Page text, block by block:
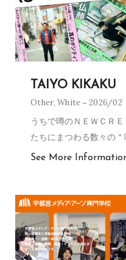
TAIYO KIKAKU
Other,White 2026/02
うちで噂のＮＥＷＣＲ
たちにまつわる数々の
See More